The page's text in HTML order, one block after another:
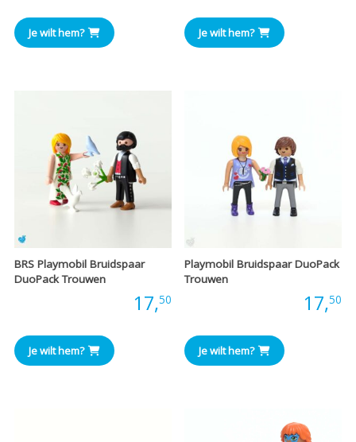
Je wilt hem? Je wilt hem?
BRS Playmobil Bruidspaar
DuoPack Trouwen
17,50
Je wilt hem?
Playmobil Bruidspaar DuoPack
Trouwen
17,50
Je wilt hem?